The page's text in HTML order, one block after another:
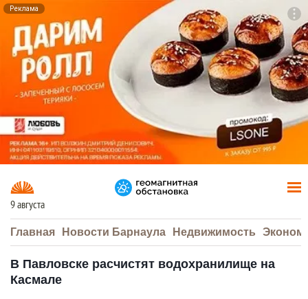
Реклама
9 августа
Главная Новости Барнаула Недвижимость
В Павловске расчистят водохранилище на
Касмале